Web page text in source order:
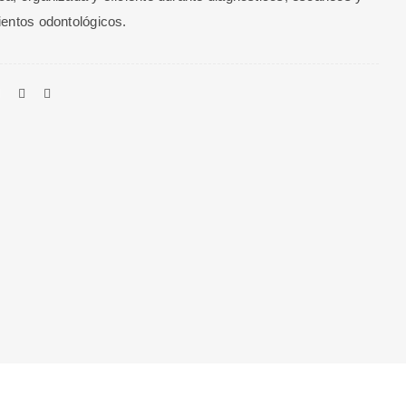
odontológicos.